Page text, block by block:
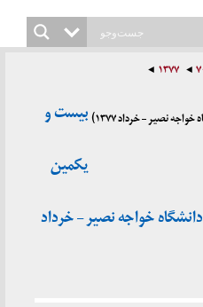
۱۳۷۷
بیست و
یکمین
سالگرد شهادت شریعتی (۲۸دانشگاه خواجه نصیر – خرداد